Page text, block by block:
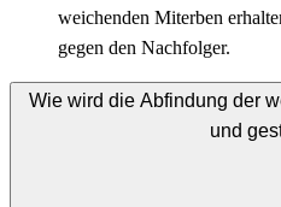
weichenden Miterben
gegen den Nachfolger.
Wie wird die Abfindung der
und